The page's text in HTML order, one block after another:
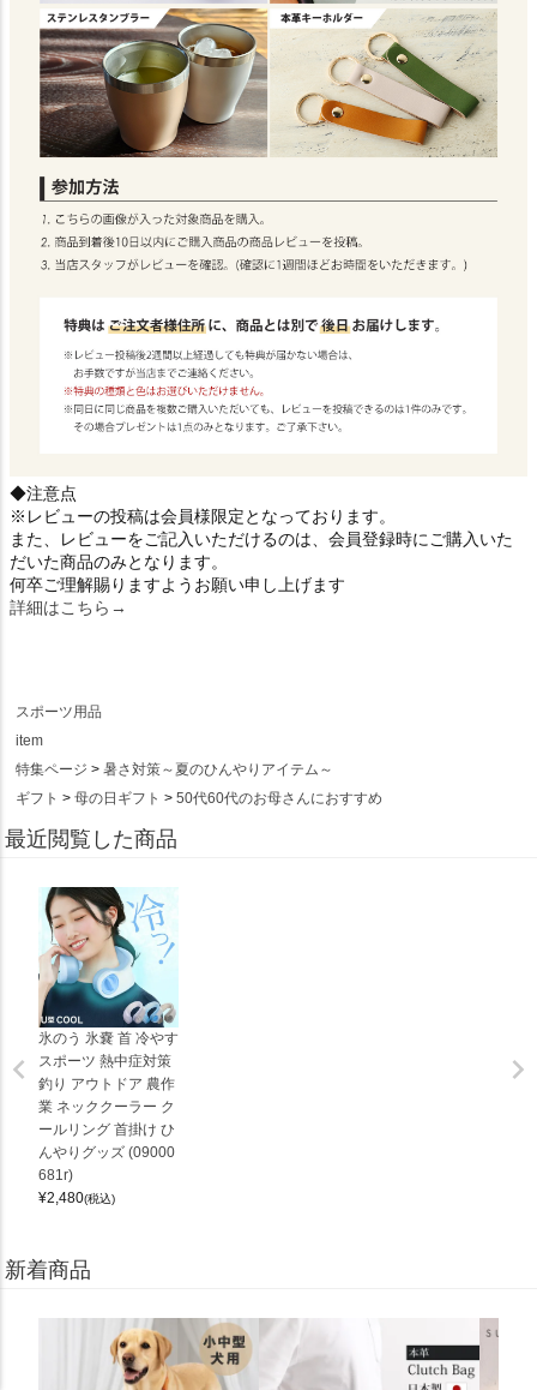
◆注意点
※レビューの投稿は会員様限定となっております。
また、レビューをご記入いただけるのは、会員登録時にご購入いた
だいた商品のみとなります。
何卒ご理解賜りますようお願い申し上げます
詳細はこちら→
スポーツ用品
item
特集ページ
暑さ対策～夏のひんやりアイテム～
ギフト
母の日ギフト 50代60代のお母さんにおすすめ
最近閲覧した商品
氷のう 氷嚢 首 冷やす
スポーツ 熱中症対策
釣り アウトドア 農作
業 ネッククーラー ク
ールリング 首掛け ひ
んやりグッズ (09000
681r)
¥2,480(税込)
新着商品